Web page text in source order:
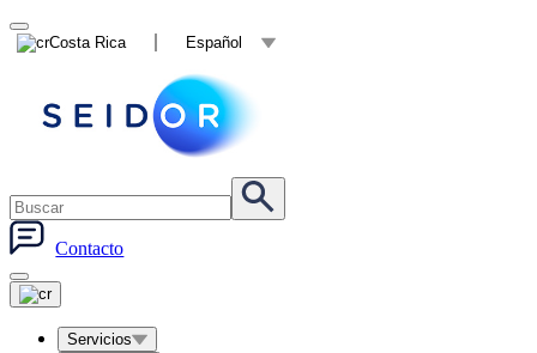
Costa Rica Español
Contacto
Servicios